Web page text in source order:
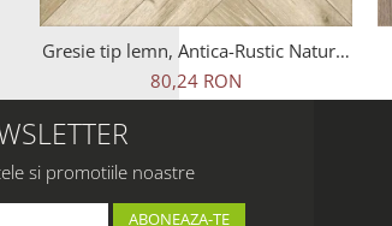
Gresie tip lemn, Antica-Rustic Natural
6093, 45x45 cm, portelanata, bej,
finisaj mat
80,24 RON
si promotiile noastre